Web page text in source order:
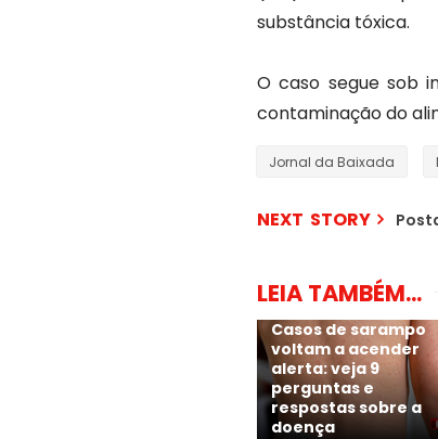
substância tóxica.
O caso segue sob
contaminação do
Jornal da Baixada
NEXT STORY
LEIA TAMBÉM...
Casos de sarampo
voltam a acender
alerta: veja 9
perguntas e
respostas sobre a
doença